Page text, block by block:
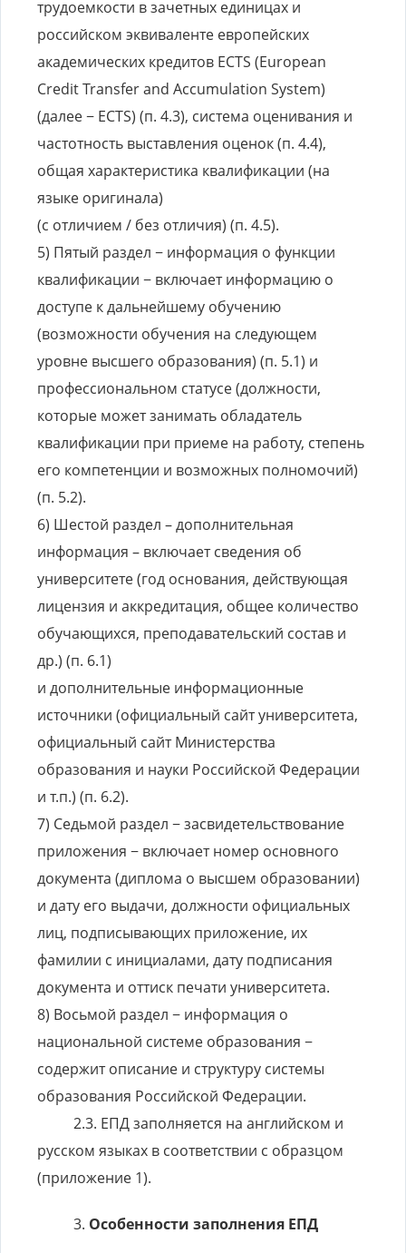
трудоемкости в зачетных единицах и
российском эквиваленте европейских
академических кредитов ECTS (European
Credit Transfer and Accumulation System)
(далее − ECTS) (п. 4.3), система оценивания и
частотность выставления оценок (п. 4.4),
общая характеристика квалификации (на
языке оригинала)
(с отличием / без отличия) (п. 4.5).
5) Пятый раздел − информация о функции
квалификации − включает информацию о
доступе к дальнейшему обучению
(возможности обучения на следующем
уровне высшего образования) (п. 5.1) и
профессиональном статусе (должности,
которые может занимать обладатель
квалификации при приеме на работу, степень
его компетенции и возможных полномочий)
(п. 5.2).
6) Шестой раздел – дополнительная
информация – включает сведения об
университете (год основания, действующая
лицензия и аккредитация, общее количество
обучающихся, преподавательский состав и
др.) (п. 6.1)
и дополнительные информационные
источники (официальный сайт университета,
официальный сайт Министерства
образования и науки Российской Федерации
и т.п.) (п. 6.2).
7) Седьмой раздел − засвидетельствование
приложения − включает номер основного
документа (диплома о высшем образовании)
и дату его выдачи, должности официальных
лиц, подписывающих приложение, их
фамилии с инициалами, дату подписания
документа и оттиск печати университета.
8) Восьмой раздел − информация о
национальной системе образования −
содержит описание и структуру системы
образования Российской Федерации.
ЕПД заполняется на английском и
русском языках в соответствии с образцом
(приложение 1).
Особенности заполнения ЕПД